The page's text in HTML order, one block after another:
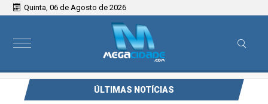
Quinta, 06 de Agosto de 2026
ÚLTIMAS NOTÍCIAS